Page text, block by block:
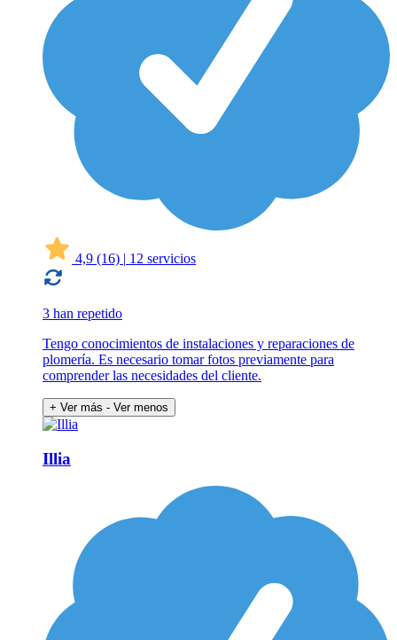
4,9 (16) | 12 servicios
3 han repetido
Tengo conocimientos de instalaciones y reparaciones de
plomería. Es necesario tomar fotos previamente para
comprender las necesidades del cliente.
+ Ver más - Ver menos
Illia